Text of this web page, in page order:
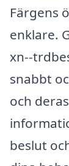
Färgens
enklare.
xn--
snabbt
och
beslut